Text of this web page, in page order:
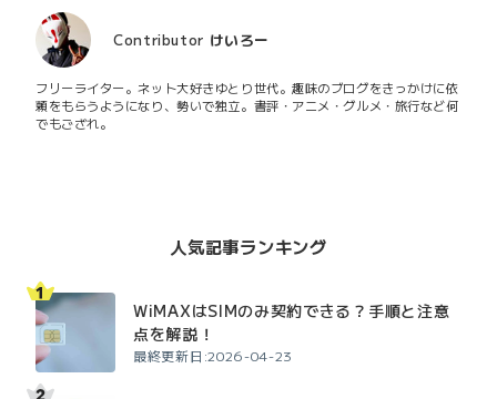
Contributor けいろー
フリーライター。ネット大好きゆとり世代。趣味のブログをきっかけに依
頼をもらうようになり、勢いで独立。書評・アニメ・グルメ・旅行など何
でもござれ。
人気記事ランキング
WiMAXはSIMのみ契約できる？手順と注意
点を解説！
最終更新日:2026-04-23